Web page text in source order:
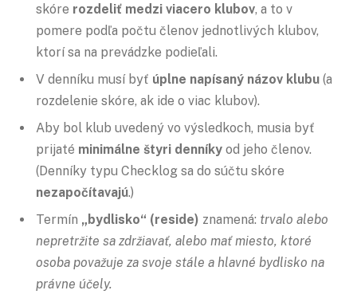
skóre rozdeliť medzi viacero klubov, a to v
pomere podľa počtu členov jednotlivých klubov,
ktorí sa na prevádzke podieľali.
V denníku musí byť úplne napísaný názov klubu (a
rozdelenie skóre, ak ide o viac klubov).
Aby bol klub uvedený vo výsledkoch, musia byť
prijaté minimálne štyri denníky od jeho členov.
(Denníky typu Checklog sa do súčtu skóre
nezapočítavajú.)
Termín „bydlisko“ (reside) znamená: trvalo alebo
nepretržite sa zdržiavať, alebo mať miesto, ktoré
osoba považuje za svoje stále a hlavné bydlisko na
právne účely.